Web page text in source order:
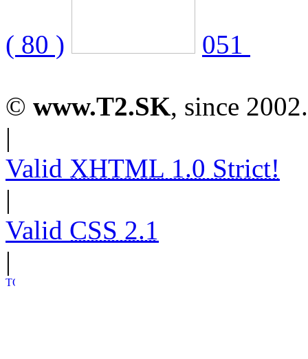
( 80 ) 051
© www.T2.SK, since 2002.
|
Valid XHTML 1.0 Strict!
|
Valid CSS 2.1
|